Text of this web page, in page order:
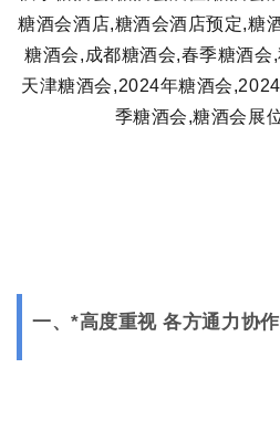
一、*高度重视 各方通力协作